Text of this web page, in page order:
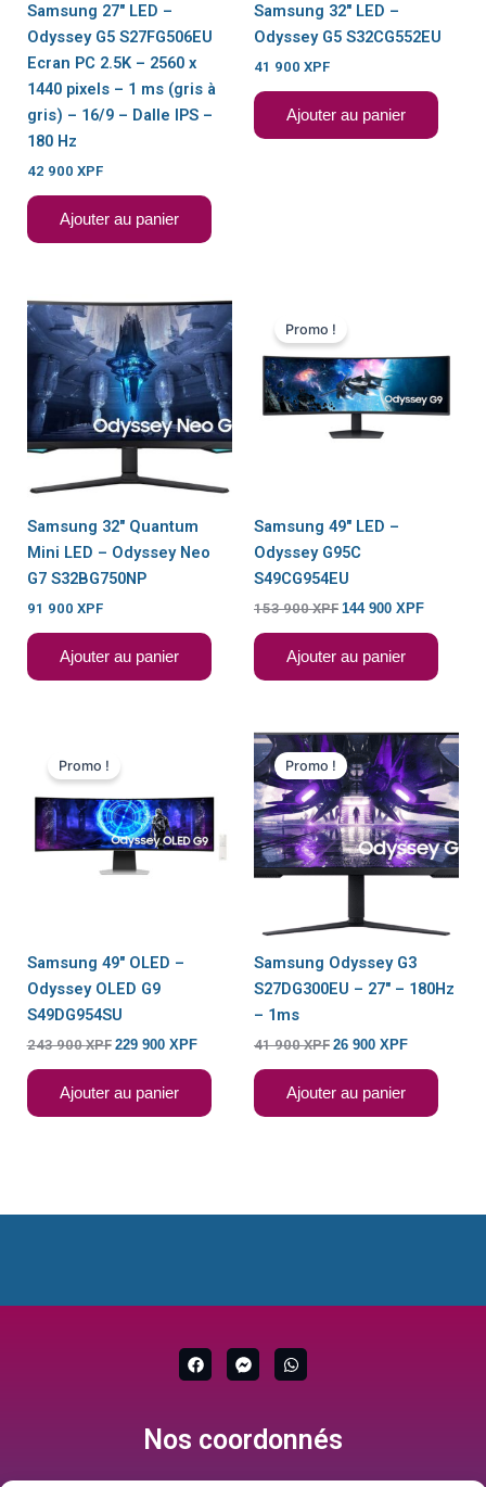
Samsung 27″ LED –
Odyssey G5 S27FG506EU
Ecran PC 2.5K – 2560 x
1440 pixels – 1 ms (gris à
gris) – 16/9 – Dalle IPS –
180 Hz
42 900 XPF
Ajouter au panier
Samsung 32″ LED –
Odyssey G5 S32CG552EU
41 900 XPF
Ajouter au panier
Samsung 32″ Quantum
Mini LED – Odyssey Neo
G7 S32BG750NP
91 900 XPF
Ajouter au panier
Promo !
Samsung 49″ LED –
Odyssey G95C
S49CG954EU
153 900XPF
initial
était :
153
900 XPF.
144 900 XPF
est :
900 XPF.
Ajouter au panier
Promo !
Samsung 49″ OLED –
Odyssey OLED G9
S49DG954SU
243 900XPF
initial
était :
243
900 XPF.
229 900 XPF
est :
229
900 XPF.
Ajouter au panier
Promo !
Samsung Odyssey G3
S27DG300EU – 27″ – 180Hz
– 1ms
41 900XPF
Le
prix
initial
était :
41
900 XPF.
26 900 XPF
Le
prix
actuel
est :
26
900 XPF.
Ajouter au panier
Nos coordonnés
F
a
o
o
F
a
o
o
W
h
a
p